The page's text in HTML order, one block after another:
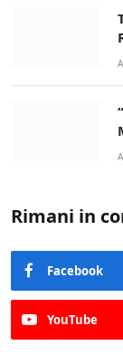
Rimani in
Facebook
YouTube